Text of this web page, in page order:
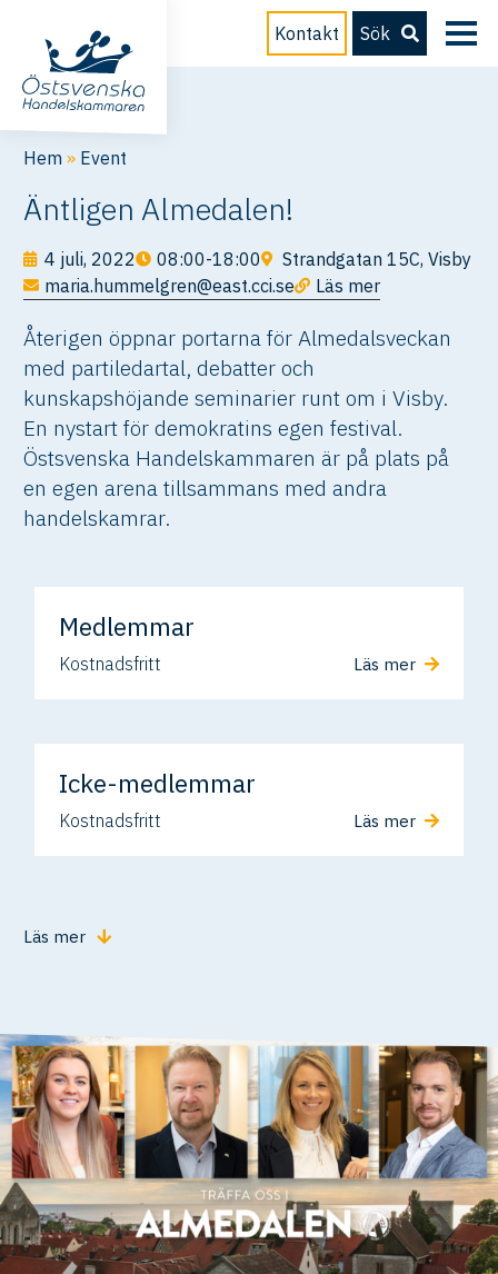
Kontakt Sök
Hem » Event
Äntligen Almedalen!
4 juli, 2022 08:00-18:00
Strandgatan 15C, Visby
maria.hummelgren@east.cci.se
Läs mer
Återigen öppnar portarna för Almedalsveckan
med partiledartal, debatter och
kunskapshöjande seminarier runt om i Visby.
En nystart för demokratins egen festival.
Östsvenska Handelskammaren är på plats på
en egen arena tillsammans med andra
handelskamrar.
Medlemmar
Kostnadsfritt Läs mer
Icke-medlemmar
Kostnadsfritt Läs mer
Läs mer